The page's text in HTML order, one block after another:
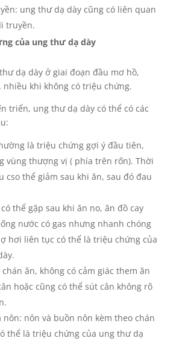
ung thư dạ dày cũng có liên quan
truyền.
của ung thư dạ dày
dạ dày ở giai đoạn đầu mơ hồ,
nhiều khi không có triệu chứng.
triển, ung thư dạ dày có thể có các
là triệu chứng gợi ý đầu tiên,
vùng thượng vị ( phía trên rốn). Thời
cso thể giảm sau khi ăn, sau đó đau
thể gặp sau khi ăn no, ăn đồ cay
nước có gas nhưng nhanh chóng
hơi liên tục có thể là triệu chứng của
chán ăn, không có cảm giác them ăn
hoặc cũng có thể sút cân không rõ
nôn: nôn và buồn nôn kèm theo chán
thể là triệu chứng của ung thư dạ